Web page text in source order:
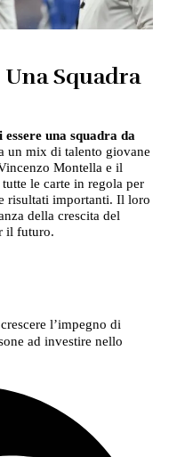
Squadra
una squadra da
un mix di talento giovane
Montella e il
le carte in regola per
risultati importanti. Il loro
della crescita del
il futuro.
l’impegno di
ad investire nello